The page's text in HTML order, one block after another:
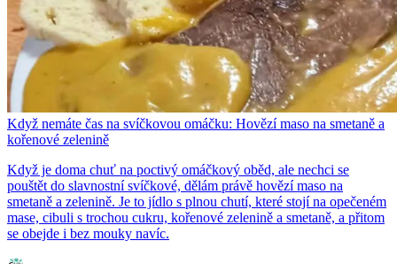
Když nemáte čas na svíčkovou omáčku: Hovězí maso na smetaně a
kořenové zelenině
Když je doma chuť na poctivý omáčkový oběd, ale nechci se
pouštět do slavnostní svíčkové, dělám právě hovězí maso na
smetaně a zelenině. Je to jídlo s plnou chutí, které stojí na opečeném
mase, cibuli s trochou cukru, kořenové zelenině a smetaně, a přitom
se obejde i bez mouky navíc.